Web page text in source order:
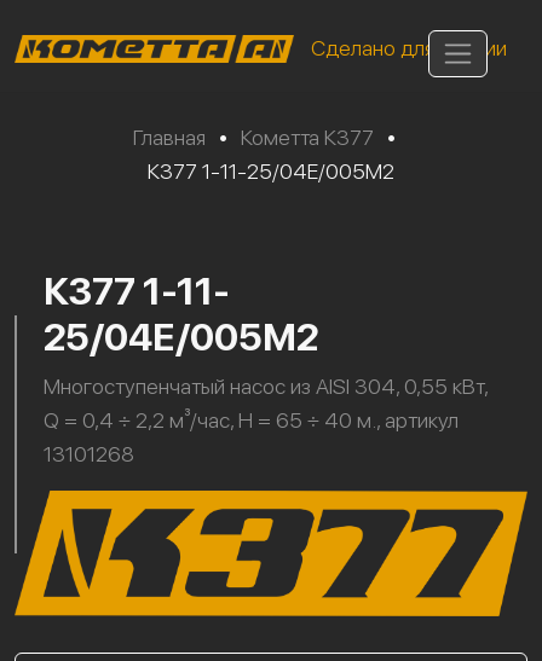
Сделано для России
Главная • Кометта К377
•
К377 1-11-25/04Е/005М2
К377 1-11-
25/04Е/005М2
Многоступенчатый насос из AISI 304, 0,55 кВт,
Q = 0,4 ÷ 2,2 м³/час, H = 65 ÷ 40 м., артикул
13101268